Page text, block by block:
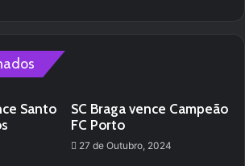
Santo
SC Braga vence Campeão
FC Porto
27 de Outubro, 2024